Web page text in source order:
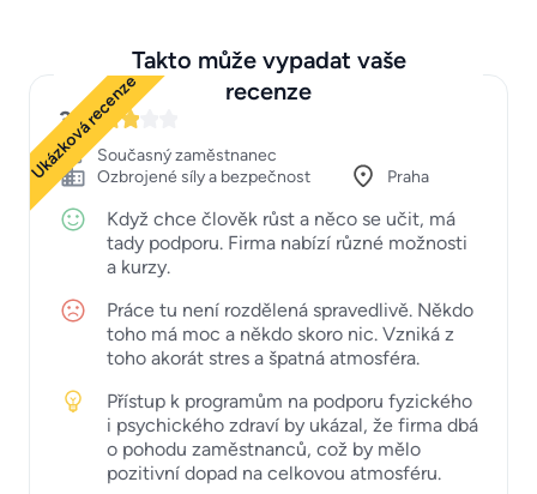
Takto může vypadat vaše
recenze
Ukázková recenze
3
Současný zaměstnanec
Ozbrojené síly a bezpečnost
Praha
Když chce člověk růst a něco se učit, má
tady podporu. Firma nabízí různé možnosti
a kurzy.
Práce tu není rozdělená spravedlivě. Někdo
toho má moc a někdo skoro nic. Vzniká z
toho akorát stres a špatná atmosféra.
Přístup k programům na podporu fyzického
i psychického zdraví by ukázal, že firma dbá
o pohodu zaměstnanců, což by mělo
pozitivní dopad na celkovou atmosféru.